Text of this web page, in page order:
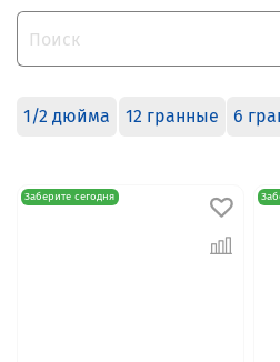
1/2 дюйма 12 гранные 6
Заберите сегодня